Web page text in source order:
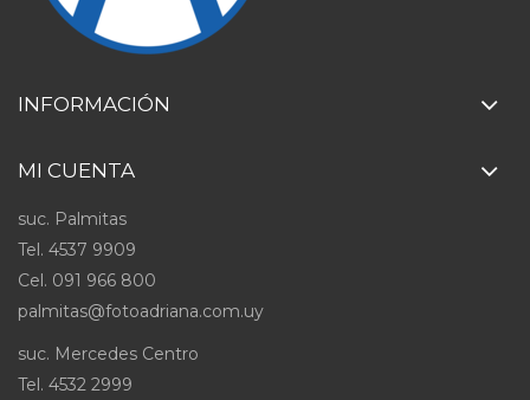
INFORMACIÓN
MI CUENTA
suc. Palmitas
Tel. 4537 9909
Cel. 091 966 800
palmitas@fotoadriana.com.uy
suc. Mercedes Centro
Tel. 4532 2999